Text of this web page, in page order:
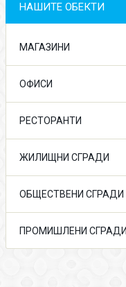
НАШИТЕ ОБЕКТИ
МАГАЗИНИ
ОФИСИ
РЕСТОРАНТИ
ЖИЛИЩНИ СГРАДИ
ОБЩЕСТВЕНИ СГРАДИ
ПРОМИШЛЕНИ СГРАДИ